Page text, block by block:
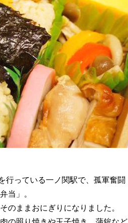
行っている一ノ関駅で、孤軍奮闘
当」。
のままおにぎりになりました。